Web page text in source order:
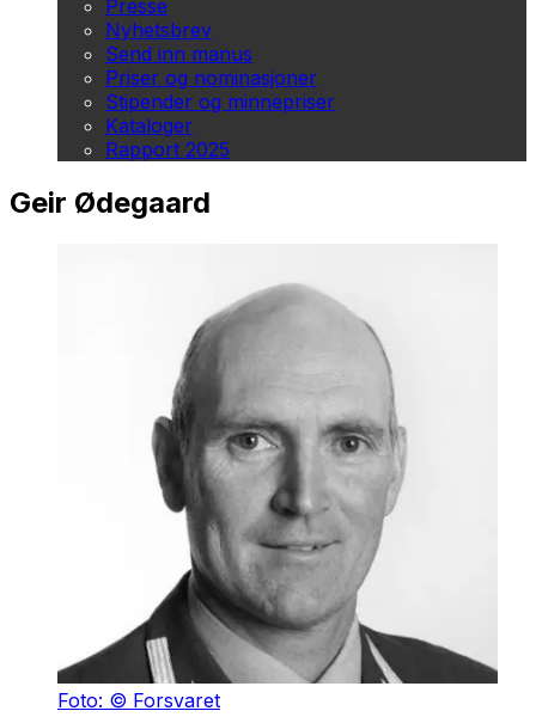
Presse
Nyhetsbrev
Send inn manus
Priser og nominasjoner
Stipender og minnepriser
Kataloger
Rapport 2025
Geir Ødegaard
Foto: © Forsvaret